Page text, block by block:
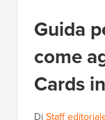
Guida
come
Cards
DiStaff